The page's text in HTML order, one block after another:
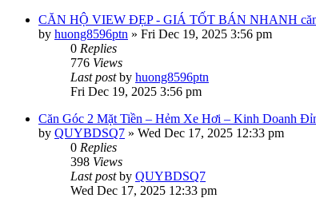
CĂN HỘ VIEW ĐẸP - GIÁ TỐT BÁN NHANH căn
by huong8596ptn » Fri Dec 19, 2025 3:56 pm
0 Replies
776 Views
Last postby huong8596ptn
Fri Dec 19, 2025 3:56 pm
Căn Góc 2 Mặt Tiền – Hẻm Xe Hơi – Kinh Doanh
by QUYBDSQ7 » Wed Dec 17, 2025 12:33 pm
0 Replies
398 Views
Last postby QUYBDSQ7
Wed Dec 17, 2025 12:33 pm